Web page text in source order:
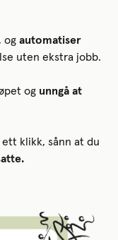
og automatiser
uten ekstra jobb.
og unngå at
klikk, sånn at du